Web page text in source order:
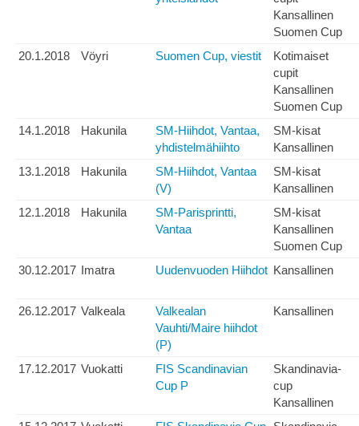
Kansallinen
Suomen Cup
20.1.2018
Vöyri Suomen Cup, viestit
Kotimaiset
cupit
Kansallinen
Suomen Cup
14.1.2018
Hakunila
SM-Hiihdot, Vantaa,
yhdistelmähiihto
SM-kisat
Kansallinen
13.1.2018
Hakunila
SM-Hiihdot, Vantaa
(V)
SM-kisat
Kansallinen
12.1.2018
Hakunila
SM-Parisprintti,
Vantaa
SM-kisat
Kansallinen
Suomen Cup
30.12.2017 Imatra Uudenvuoden Hiihdot Kansallinen
26.12.2017 Valkeala
Valkealan
Vauhti/Maire hiihdot
(P)
Kansallinen
17.12.2017 Vuokatti
FIS Scandinavian
Cup P
Skandinavia-
cup
Kansallinen